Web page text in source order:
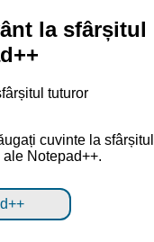
la sfârșitul
cuvinte la sfârșitul
Notepad++.